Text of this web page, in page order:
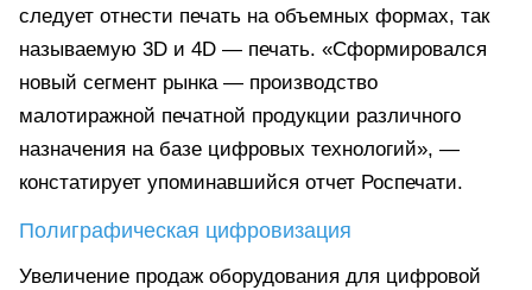
следует отнести печать на объемных формах, так
называемую 3D и 4D — печать. «Сформировался
новый сегмент рынка — производство
малотиражной печатной продукции различного
назначения на базе цифровых технологий», —
констатирует упоминавшийся отчет Роспечати.
Полиграфическая цифровизация
Увеличение продаж оборудования для цифровой